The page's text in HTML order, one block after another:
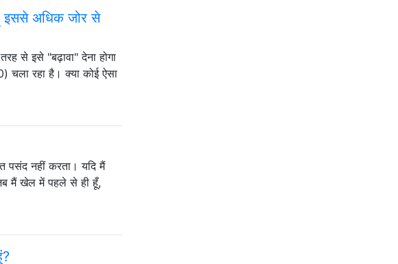
इससे अधिक जोर से
से इसे "बढ़ावा" देना होगा
चला रहा है। क्या कोई ऐसा
पसंद नहीं करता। यदि मैं
जब मैं खेल में पहले से ही हूँ,